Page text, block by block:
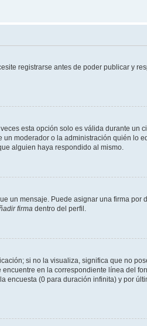
registrarse antes de poder publicar y
esta opción solo es válida durante un
moderador o la administración quién lo
alguien haya respondido al mismo.
un mensaje. Puede asignar una firma por
firma dentro del perfil.
si no la visualiza, significa que no
en la correspondiente línea del
encuesta (0 para duración infinita) y por